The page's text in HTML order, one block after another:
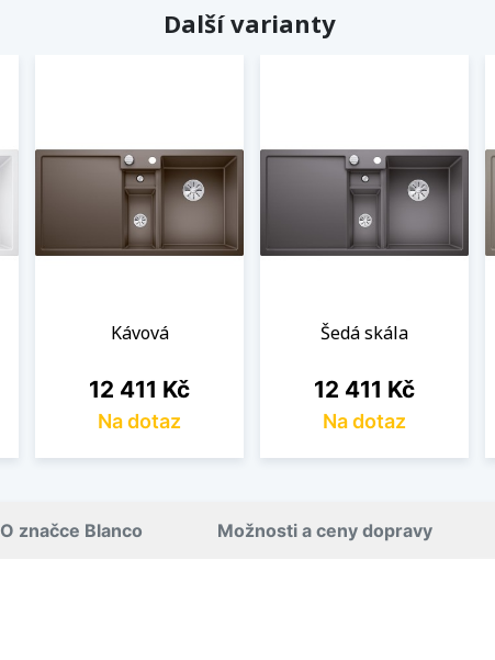
Další varianty
Kávová
Cena
12 411 Kč
Na dotaz
Šedá skála
Cena
12 411 Kč
Na dotaz
O značce Blanco Možnosti a ceny dopravy